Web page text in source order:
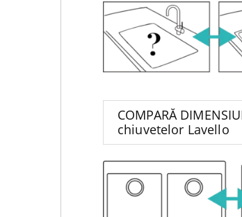
COMPARĂ
chiuvetelor Lavello